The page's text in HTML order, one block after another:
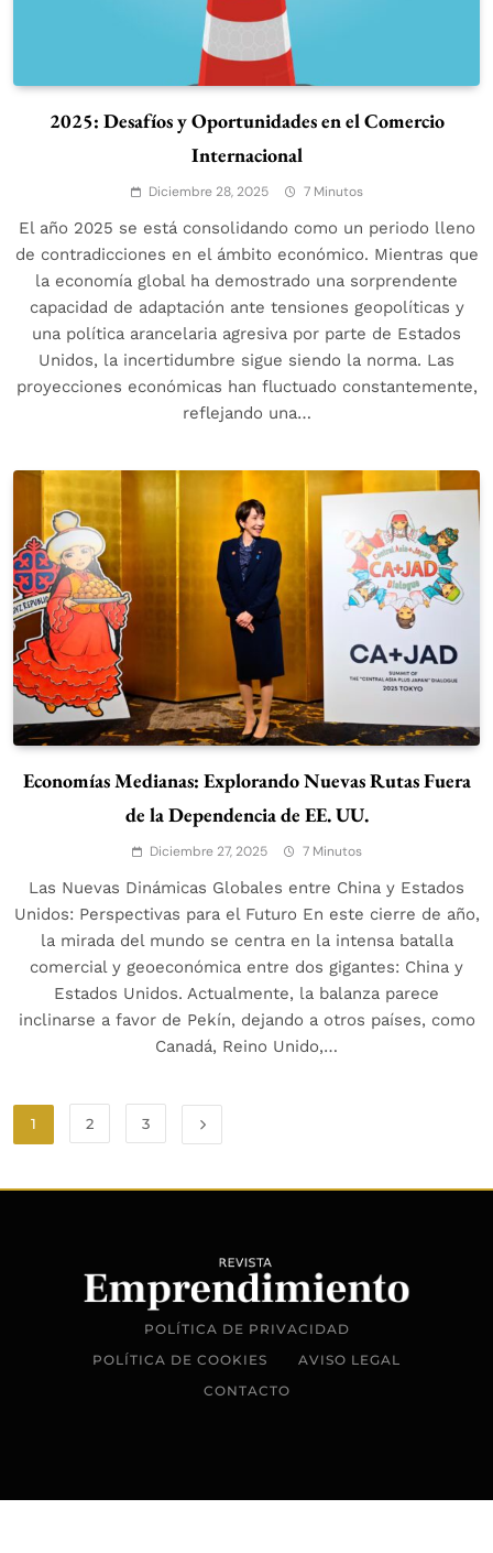
2025: Desafíos y Oportunidades en el Comercio
Internacional
Diciembre 28, 2025 7 Minutos
El año 2025 se está consolidando como un periodo lleno
de contradicciones en el ámbito económico. Mientras que
la economía global ha demostrado una sorprendente
capacidad de adaptación ante tensiones geopolíticas y
una política arancelaria agresiva por parte de Estados
Unidos, la incertidumbre sigue siendo la norma. Las
proyecciones económicas han fluctuado constantemente,
reflejando una…
Economías Medianas: Explorando Nuevas Rutas Fuera
de la Dependencia de EE. UU.
Diciembre 27, 2025 7 Minutos
Las Nuevas Dinámicas Globales entre China y Estados
Unidos: Perspectivas para el Futuro En este cierre de año,
la mirada del mundo se centra en la intensa batalla
comercial y geoeconómica entre dos gigantes: China y
Estados Unidos. Actualmente, la balanza parece
inclinarse a favor de Pekín, dejando a otros países, como
Canadá, Reino Unido,…
1 2 3
POLÍTICA DE PRIVACIDAD
POLÍTICA DE COOKIES
AVISO LEGAL
CONTACTO